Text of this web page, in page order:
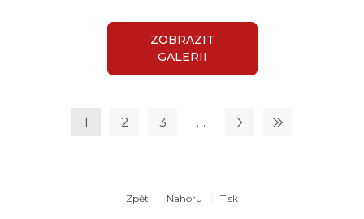
ZOBRAZIT
GALERII
1 2 3 …
Zpět Nahoru Tisk